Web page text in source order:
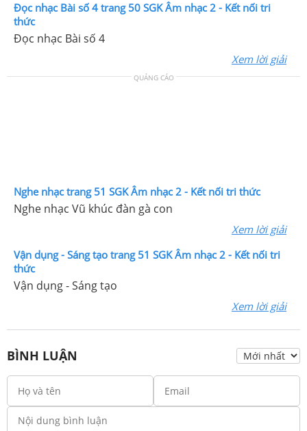
Đọc nhạc Bài số 4 trang 50 SGK Âm nhạc 2 - Kết nối tri
thức
Đọc nhạc Bài số 4
Xem lời giải
QUẢNG CÁO
Nghe nhạc trang 51 SGK Âm nhạc 2 - Kết nối tri thức
Nghe nhạc Vũ khúc đàn gà con
Xem lời giải
Vận dụng - Sáng tạo trang 51 SGK Âm nhạc 2 - Kết nối tri
thức
Vận dụng - Sáng tạo
Xem lời giải
BÌNH LUẬN